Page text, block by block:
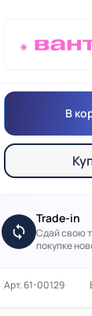
В
Trade-in
Сдай свою
покупке
Арт. 61-00129